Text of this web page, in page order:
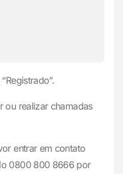
ou realizar chamadas
entrar em contato
0800 800 8666 por